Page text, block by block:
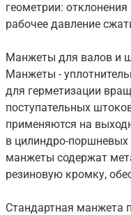
геометрии:
рабочее давление
Манжеты для валов и
Манжеты -
для герметизации
поступательных
применяются на
в цилиндро-
манжеты содержат
резиновую кромку,
Стандартная манжета